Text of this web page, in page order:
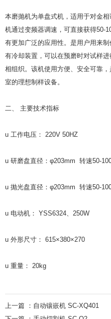
本磨抛机为单盘式机，适用于对金
机通过变频器调速，可直接获得50-
有更加广泛的应用性。是用户用来
有冷却装置，可以在预磨时对试样
相组织。该机使用方便、安全可靠
室的理想制样设备。
二、 主要技术指标
u 工作电压： 220V 50HZ
u 研磨盘直径：φ203mm 转速50-
u 抛光盘直径：φ203mm 转速50-
u 电动机： YSS6324、250W
u 外形尺寸： 615×380×270
u 重量： 20kg
上一篇 ： 自动镶嵌机 SC-XQ401